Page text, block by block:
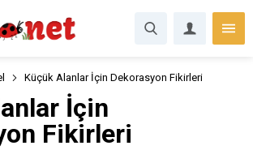
Küçük Alanlar İçin Dekorasyon Fikirleri
İçin
Fikirleri